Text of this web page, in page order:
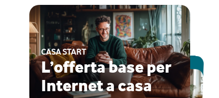
CASA START
L’offerta base per
Internet a casa
ESCLUSIVA ONLINE